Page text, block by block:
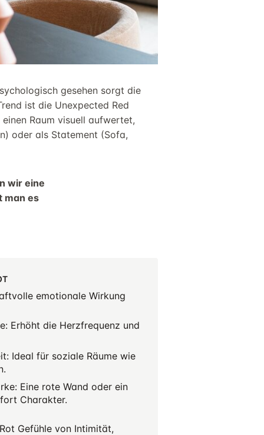
gesehen sorgt die
ist die Unexpected Red
Raum visuell aufwertet,
oder als Statement (Sofa,
wir eine
man es
emotionale Wirkung
Erhöht die Herzfrequenz und
Ideal für soziale Räume wie
Eine rote Wand oder ein
Charakter.
Gefühle von Intimität,